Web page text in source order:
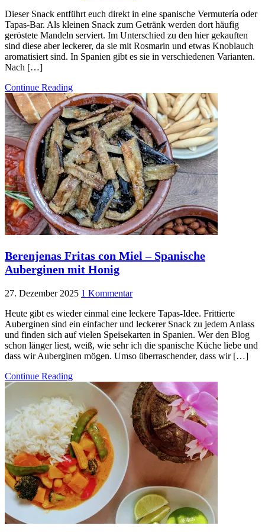
Dieser Snack entführt euch direkt in eine spanische Vermutería oder
Tapas-Bar. Als kleinen Snack zum Getränk werden dort häufig
geröstete Mandeln serviert. Im Unterschied zu den hier gekauften
sind diese aber leckerer, da sie mit Rosmarin und etwas Knoblauch
aromatisiert sind. In Spanien gibt es sie in verschiedenen Varianten.
Nach […]
Continue Reading
Berenjenas Fritas con Miel – Spanische
Auberginen mit Honig
27. Dezember 2025 1 Kommentar
Heute gibt es wieder einmal eine leckere Tapas-Idee. Frittierte
Auberginen sind ein einfacher und leckerer Snack zu jedem Anlass
und finden sich auf vielen Speisekarten in Spanien. Wer den Blog
schon länger liest, weiß, wie sehr ich die spanische Küche liebe und
dass wir Auberginen mögen. Umso überraschender, dass wir […]
Continue Reading